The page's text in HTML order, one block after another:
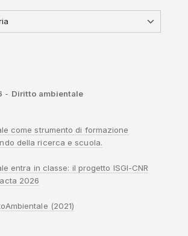
- Diritto ambientale
come strumento di formazione
della ricerca e scuola.
entra in classe: il progetto ISGI-CNR
2026
(2021)